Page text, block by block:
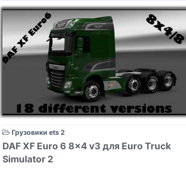
Грузовики ets 2
DAF XF Euro 6 8x4 v3 для Euro Truck
Simulator 2